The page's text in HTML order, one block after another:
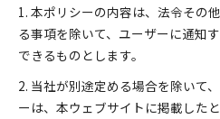
1. 本ポリシーの内容は、法令その
る事項を除いて、ユーザーに通知
できるものとします。
2. 当社が別途定める場合を除いて
ーは、本ウェブサイトに掲載した